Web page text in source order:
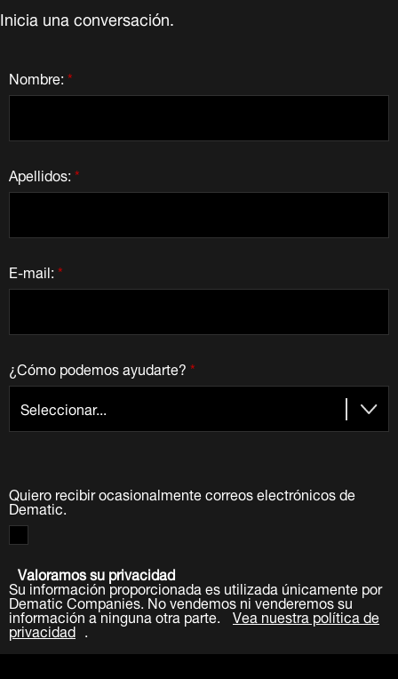
Inicia una conversación.
*
Nombre:
*
Apellidos:
*
E-mail:
*
¿Cómo podemos ayudarte?
Quiero recibir ocasionalmente correos electrónicos de
Dematic.
Valoramos su privacidad
Su información proporcionada es utilizada únicamente por
Dematic Companies. No vendemos ni venderemos su
información a ninguna otra parte. Vea nuestra política de
privacidad .